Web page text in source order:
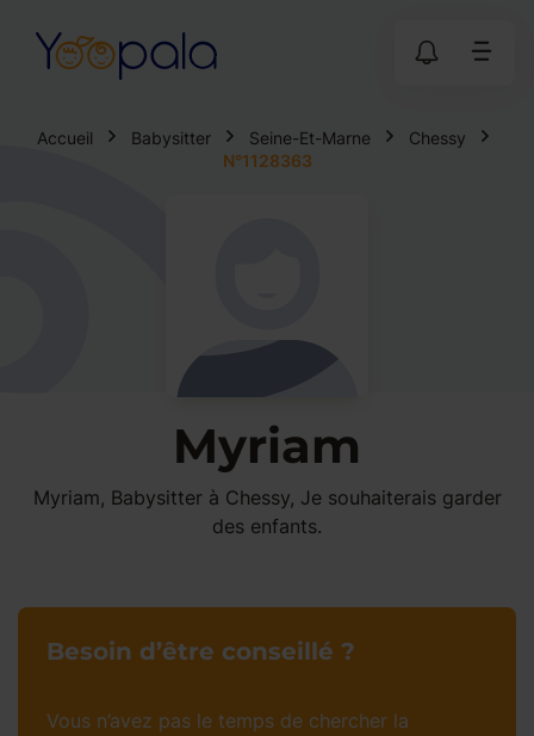
Accueil Babysitter Seine-Et-Marne
Chessy
N°1128363
Myriam
Myriam, Babysitter à Chessy, Je souhaiterais garder
des enfants.
Besoin d’être conseillé ?
Vous n’avez pas le temps de chercher la